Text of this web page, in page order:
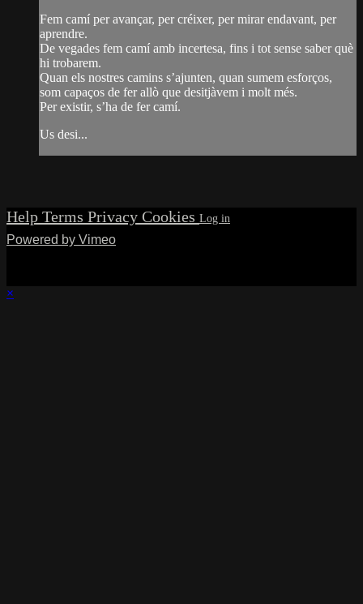
Fem camí per avançar, per créixer, per mirar endavant, per
aprendre.
De vegades fem camí amb incertesa, fins i tot sense saber què
hi trobarem.
Quan els nostres camins s’ajunten, quan sumem esforços,
som capaços de fer allò que desitjàvem i molt més.
Per existir, s’ha de fer camí.
Us desi...
Help Terms Privacy Cookies
Powered by Vimeo
×